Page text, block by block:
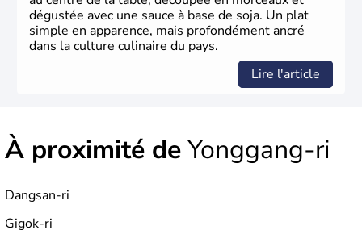
dégustée avec une sauce à base de soja. Un plat
simple en apparence, mais profondément ancré
dans la culture culinaire du pays.
Lire l'article
À proximité deYonggang-ri
Dangsan-ri
Gigok-ri